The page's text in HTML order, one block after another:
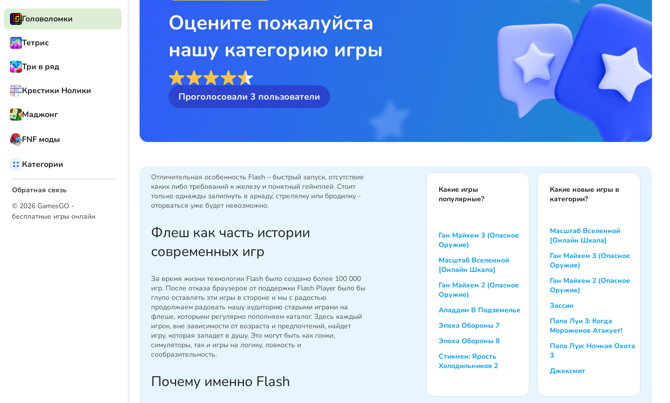
Головоломки
Тетрис
Три в ряд
Крестики Нолики
Маджонг
FNF моды
Категории
Обратная связь
© 2026 GamesGO -
бесплатные игры онлайн
Оцените пожалуйста
нашу категорию игры
Проголосовали 3 пользователи
Отличительная особенность Flash – быстрый запуск, отсутствие
каких либо требований к железу и понятный геймплей. Стоит
только однажды залипнуть в аркаду, стрелялку или бродилку -
оторваться уже будет невозможно.
Флеш как часть истории
современных игр
За время жизни технологии Flash было создано более 100 000
игр. После отказа браузеров от поддержки Flash Player было бы
глупо оставлять эти игры в стороне и мы с радостью
продолжаем радовать нашу аудиторию старыми играми на
флеше, которыми регулярно пополняем каталог. Здесь каждый
игрок, вне зависимости от возраста и предпочтений, найдет
игру, которая западет в душу. Это могут быть как гонки,
симуляторы, так и игры на логику, ловкость и
сообразительность.
Почему именно Flash
Какие игры
популярные?
Ган Майхем 3 (Опасное
Оружие)
Масштаб Вселенной
[Онлайн Шкала]
Ган Майхем 2 (Опасное
Оружие)
Аладдин В Подземелье
Эпоха Oбороны 7
Эпоха Oбороны 8
Стикмен: Ярость
Холодильников 2
Какие новые игры в
категории?
Масштаб Вселенной
[Онлайн Шкала]
Ган Майхем 3 (Опасное
Оружие)
Ган Майхем 2 (Опасное
Оружие)
Зассин
Папа Луи 3: Когда
Мороженое Атакует!
Папа Луи: Ночная Охота
3
Джексмит